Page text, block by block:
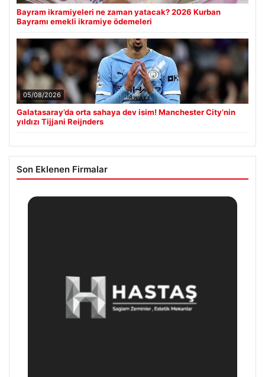
Bayram ikramiyeleri ne zaman yatacak? 2026 Kurban
Bayramı emekli ikramiye ödemeleri
05/08/2026
Galatasaray’da orta sahaya dev isim! Manchester City’nin
yıldızı Tijjani Reijnders
Son Eklenen Firmalar